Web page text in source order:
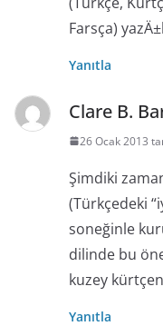
Farsça)
Yanıtla
Clare B.
26 Ocak 2013
Şimdiki
(Türkçedeki
soneğinle
dilinde bu
kuzey
Yanıtla